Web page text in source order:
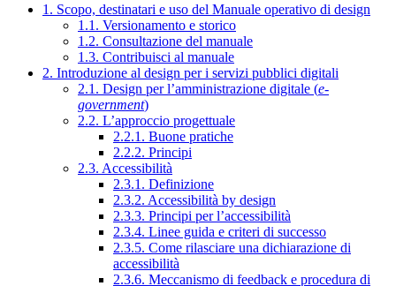
1. Scopo, destinatari e uso del Manuale operativo di design
1.1. Versionamento e storico
1.2. Consultazione del manuale
1.3. Contribuisci al manuale
2. Introduzione al design per i servizi pubblici digitali
2.1. Design per l’amministrazione digitale (e-
government)
2.2. L’approccio progettuale
2.2.1. Buone pratiche
2.2.2. Principi
2.3. Accessibilità
2.3.1. Definizione
2.3.2. Accessibilità by design
2.3.3. Principi per l’accessibilità
2.3.4. Linee guida e criteri di successo
2.3.5. Come rilasciare una dichiarazione di
accessibilità
2.3.6. Meccanismo di feedback e procedura di